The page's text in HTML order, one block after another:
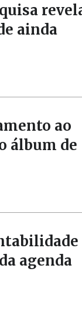
ainda
ao
álbum de
agenda